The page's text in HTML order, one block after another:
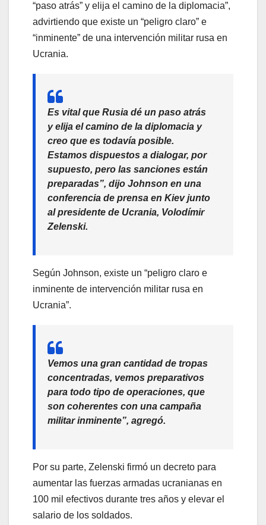
“paso atrás” y elija el camino de la diplomacia”,
advirtiendo que existe un “peligro claro” e
“inminente” de una intervención militar rusa en
Ucrania.
Es vital que Rusia dé un paso atrás
y elija el camino de la diplomacia y
creo que es todavía posible.
Estamos dispuestos a dialogar, por
supuesto, pero las sanciones están
preparadas”, dijo Johnson en una
conferencia de prensa en Kiev junto
al presidente de Ucrania, Volodímir
Zelenski.
Según Johnson, existe un “peligro claro e
inminente de intervención militar rusa en
Ucrania”.
Vemos una gran cantidad de tropas
concentradas, vemos preparativos
para todo tipo de operaciones, que
son coherentes con una campaña
militar inminente”, agregó.
Por su parte, Zelenski firmó un decreto para
aumentar las fuerzas armadas ucranianas en
100 mil efectivos durante tres años y elevar el
salario de los soldados.